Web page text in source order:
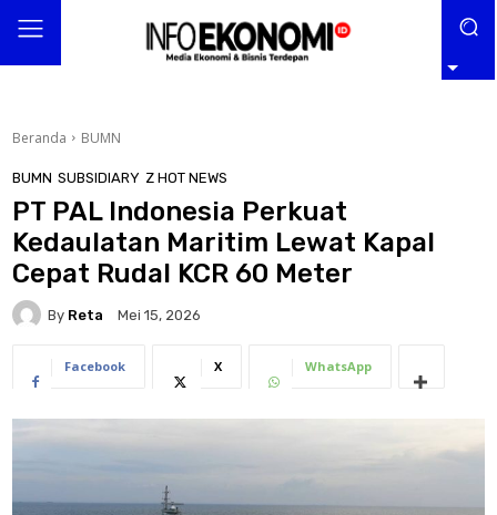
Beranda BUMN
BUMN SUBSIDIARY Z HOT NEWS
PT PAL Indonesia Perkuat
Kedaulatan Maritim Lewat Kapal
Cepat Rudal KCR 60 Meter
By Reta Mei 15, 2026
Facebook X WhatsApp